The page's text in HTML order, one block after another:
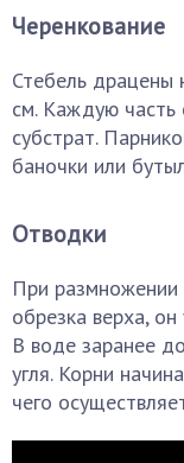
Черенкование
Стебель драцены
см. Каждую часть
субстрат.
баночки или
Отводки
При размножении
обрезка верха,
В воде заранее
угля. Корни
чего